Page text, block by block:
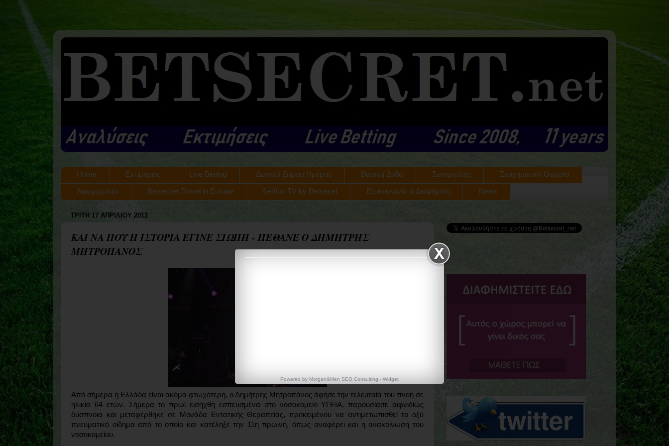
Home Εκτιμήσεις Live Betting Δυνατό Σημείο Ημέρας Βασική 2αδα Συνεργάτες
Στοιχηματική Θεωρία
Αφιερώματα
Betsecret Travel in Europe Serifos TV by Betsecet Επικοινωνία & Διαφήμιση News
ΤΡΊΤΗ 17 ΑΠΡΙΛΊΟΥ 2012
ΚΑΙ ΝΑ ΠΟΥ Η ΙΣΤΟΡΙΑ ΕΓΙΝΕ ΣΙΩΠΗ - ΠΕΘΑΝΕ Ο ΔΗΜΗΤΡΗΣ
ΜΗΤΡΟΠΑΝΟΣ
Από σήμερα η Ελλάδα είναι ακόμα φτωχότερη, ο Δημήτρης Μητροπάνος άφησε την τελευταία του πνοή σε
ηλικία 64 ετών. Σήμερα το πρωί εισήχθη εσπευσμένα στο νοσοκομείο ΥΓΕΙΑ, παρουσίασε αιφνιδίως
δύσπνοια και μεταφέρθηκε σε Μονάδα Εντατικής Θεραπείας, προκειμένου να αντιμετωπισθεί το οξύ
πνευματικό οίδημα από το οποίο και κατέληξε την 11η πρωινή, όπως αναφέρει και η ανακοίνωση του
νοσοκομείου.
Powered by Morgan&Men SEO Consulting - Widget